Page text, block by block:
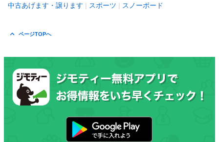
中古あげます・譲ります スポーツ スノーボード
ページTOPへ